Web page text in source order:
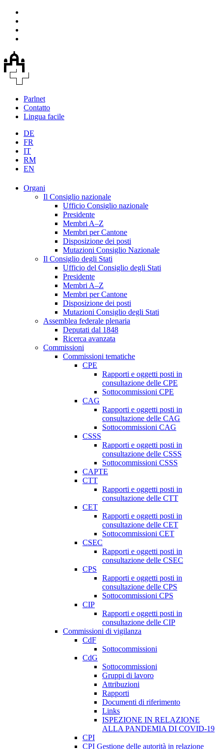
Parlnet
Contatto
Lingua facile
DE
FR
IT
RM
EN
Organi
Il Consiglio nazionale
Ufficio Consiglio nazionale
Presidente
Membri A–Z
Membri per Cantone
Disposizione dei posti
Mutazioni Consiglio Nazionale
Il Consiglio degli Stati
Ufficio del Consiglio degli Stati
Presidente
Membri A–Z
Membri per Cantone
Disposizione dei posti
Mutazioni Consiglio degli Stati
Assemblea federale plenaria
Deputati dal 1848
Ricerca avanzata
Commissioni
Commissioni tematiche
CPE
Rapporti e oggetti posti in
consultazione delle CPE
Sottocommissioni CPE
CAG
Rapporti e oggetti posti in
consultazione delle CAG
Sottocommissioni CAG
CSSS
Rapporti e oggetti posti in
consultazione delle CSSS
Sottocommissioni CSSS
CAPTE
CTT
Rapporti e oggetti posti in
consultazione delle CTT
CET
Rapporti e oggetti posti in
consultazione delle CET
Sottocommissioni CET
CSEC
Rapporti e oggetti posti in
consultazione delle CSEC
CPS
Rapporti e oggetti posti in
consultazione delle CPS
Sottocommissioni CPS
CIP
Rapporti e oggetti posti in
consultazione delle CIP
Commissioni di vigilanza
CdF
Sottocommissioni
CdG
Sottocommissioni
Gruppi di lavoro
Attribuzioni
Rapporti
Documenti di riferimento
Links
ISPEZIONE IN RELAZIONE
ALLA PANDEMIA DI COVID-19
CPI
CPI Gestione delle autorità in relazione